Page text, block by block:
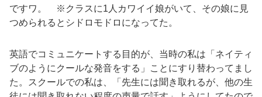
ですワ。 ※クラスに1人カワイイ娘がいて、その娘に見
つめられるとシドロモドロになってた。
英語でコミュニケートする目的が、当時の私は「ネイティ
ブのようにクールな発音をする」ことにすり替わってまし
た。スクールでの私は、「先生には聞き取れるが、他の生